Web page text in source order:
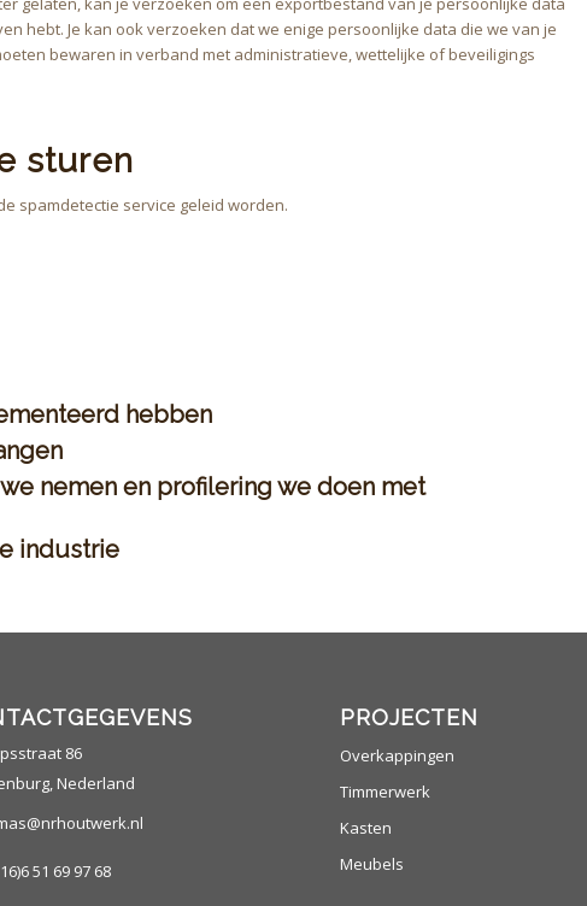
hebt. Je kan ook verzoeken dat we enige persoonlijke data die we van je
bewaren in verband met administratieve, wettelijke of beveiligings
sturen
spamdetectie service geleid worden.
hebben
nemen en profilering we doen met
industrie
86
Nederland
51 69 97 68
PROJECTEN
Overkappingen
Timmerwerk
Kasten
Meubels